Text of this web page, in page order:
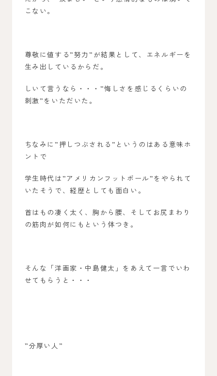
こない。
尊敬に値する”努力”が結果として、エネルギーを
生み出しているからだ。
しいて言うなら・・・”悔しさを感じるくらいの
刺激”をいただいた。
ちなみに”押しつぶされる”というのはある意味ホ
ントで
学生時代は”アメリカンフットボール”をやられて
いたそうで、経歴としても面白い。
首はもの凄く太く、胸から腰、そしてお尻まわり
の筋肉が如何にもという体つき。
そんな「洋画家・中島健太」をあえて一言でいわ
せてもらうと・・・
”分厚い人”